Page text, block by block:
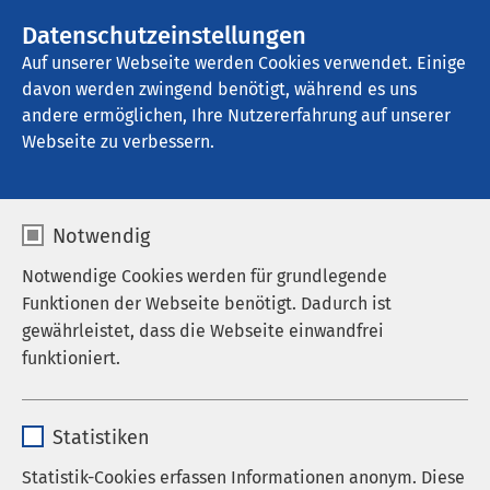
Datenschutzeinstellungen
Auf unserer Webseite werden Cookies verwendet. Einige
davon werden zwingend benötigt, während es uns
andere ermöglichen, Ihre Nutzererfahrung auf unserer
Webseite zu verbessern.
Notwendig
Notwendige Cookies werden für grundlegende
Funktionen der Webseite benötigt. Dadurch ist
gewährleistet, dass die Webseite einwandfrei
funktioniert.
Anbieter sgalinski
Statistiken
Statistik-Cookies erfassen Informationen anonym. Diese
Startseite der AMEOS Gruppe Aktuelles Nachrichten